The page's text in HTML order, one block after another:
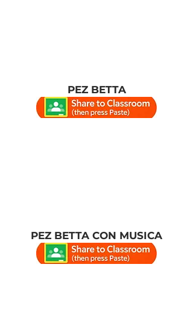
PEZ BETTA
PEZ BETTA CON MUSICA